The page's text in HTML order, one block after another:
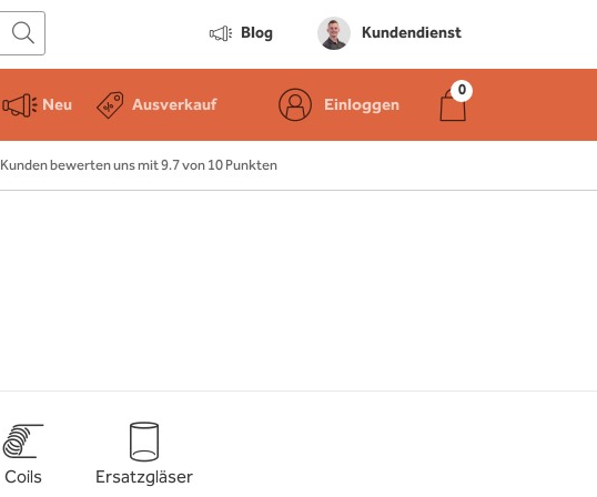
Blog Kundendienst
Neu Ausverkauf Einloggen
Kunden bewerten uns mit 9.7 von 10 Punkten
Coils Ersatzgläser